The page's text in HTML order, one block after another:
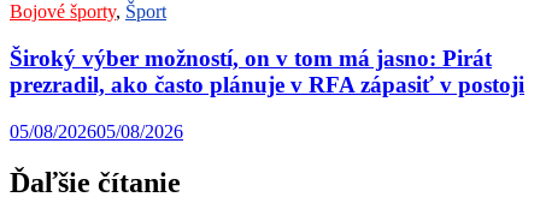
Bojové športy, Šport
Široký výber možností, on v tom má jasno: Pirát
prezradil, ako často plánuje v RFA zápasiť v postoji
05/08/202605/08/2026
Ďaľšie čítanie